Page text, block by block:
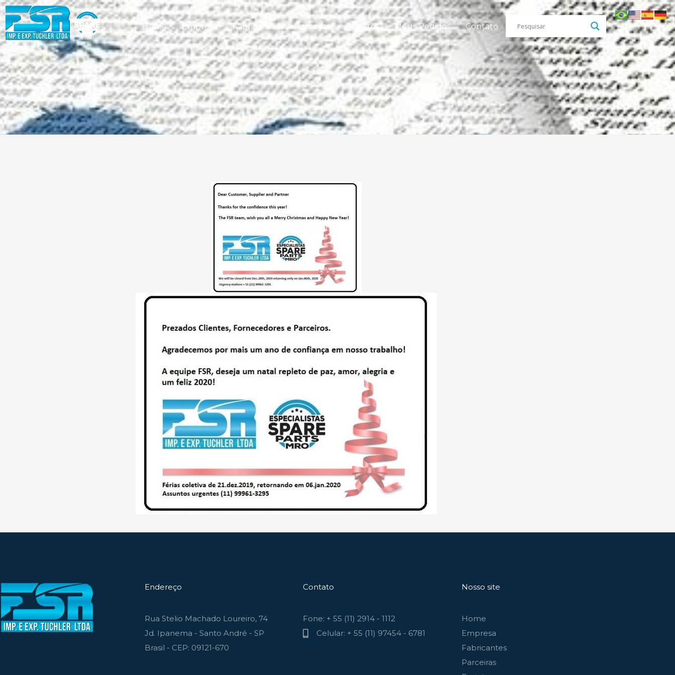
Home Empresa Fabricantes Parceiras Projetos Meus Pedidos Contato
Endereço
Rua Stelio Machado Loureiro, 74
Jd. Ipanema - Santo André - SP
Brasil - CEP: 09121-670
Contato
Fone: + 55 (11) 2914 - 1112
Celular: + 55 (11) 97454 - 6781
Nosso site
Home
Empresa
Fabricantes
Parceiras